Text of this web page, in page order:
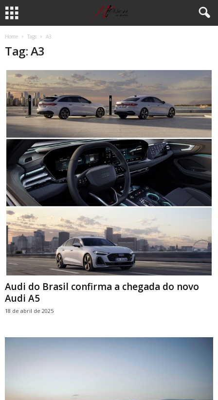
Home Tags A3
Tag: A3
Audi do Brasil confirma a chegada do novo
Audi A5
18 de abril de 2025